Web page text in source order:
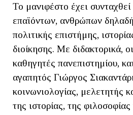
Το μανιφέστο έχει
επαϊόντων, ανθρώπων
πολιτικής επιστήμης,
διοίκησης. Με διδακτορικά,
καθηγητές πανεπιστημίου,
αγαπητός Γιώργος
κοινωνιολογίας, μελετητής
της ιστορίας, της